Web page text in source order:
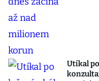
Utíkal